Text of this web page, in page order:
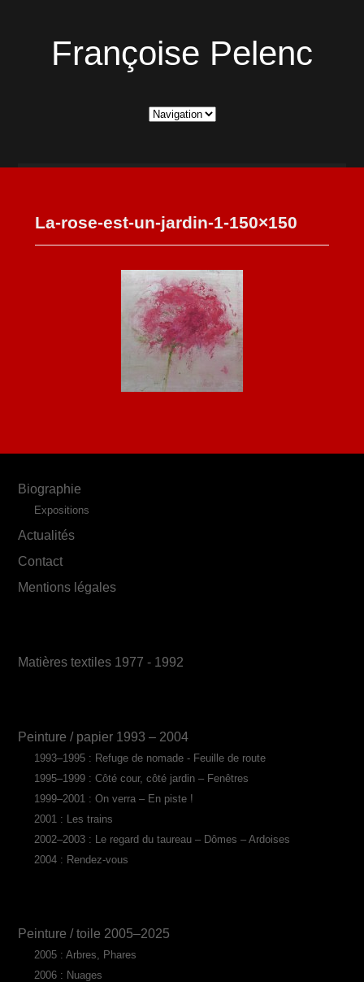
Françoise Pelenc
La-rose-est-un-jardin-1-150×150
Biographie
Expositions
Actualités
Contact
Mentions légales
Matières textiles 1977 - 1992
Peinture / papier 1993 – 2004
1993–1995 : Refuge de nomade - Feuille de route
1995–1999 : Côté cour, côté jardin – Fenêtres
1999–2001 : On verra – En piste !
2001 : Les trains
2002–2003 : Le regard du taureau – Dômes – Ardoises
2004 : Rendez-vous
Peinture / toile 2005–2025
2005 : Arbres, Phares
2006 : Nuages